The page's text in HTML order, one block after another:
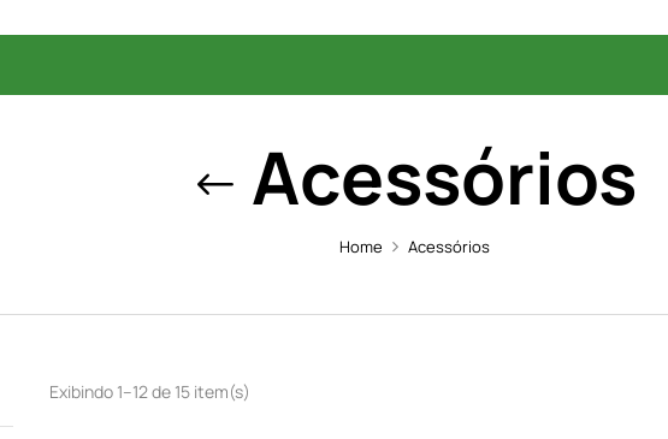
Acessórios
Home Acessórios
Exibindo 1–12 de 15 item(s)